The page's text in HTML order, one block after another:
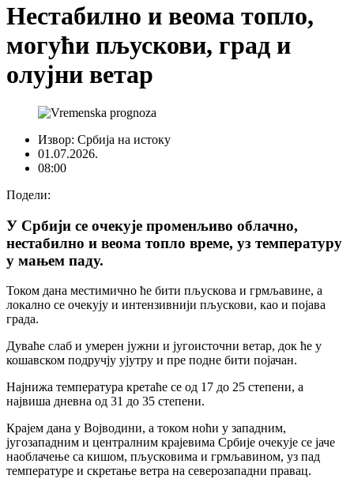
Нестабилно и веома топло,
могући пљускови, град и
олујни ветар
Извор: Србија на истоку
01.07.2026.
08:00
Подели:
У Србији се очекује променљиво облачно,
нестабилно и веома топло време, уз температуру
у мањем паду.
Током дана местимично ће бити пљускова и грмљавине, а
локално се очекују и интензивнији пљускови, као и појава
града.
Дуваће слаб и умерен јужни и југоисточни ветар, док ће у
кошавском подручју ујутру и пре подне бити појачан.
Најнижа температура кретаће се од 17 до 25 степени, а
највиша дневна од 31 до 35 степени.
Крајем дана у Војводини, а током ноћи у западним,
југозападним и централним крајевима Србије очекује се јаче
наоблачење са кишом, пљусковима и грмљавином, уз пад
температуре и скретање ветра на северозападни правац.